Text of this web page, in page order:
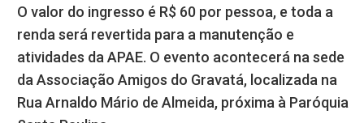
O valor do ingresso é R$ 60 por pessoa, e toda a
renda será revertida para a manutenção e
atividades da APAE. O evento acontecerá na sede
da Associação Amigos do Gravatá, localizada na
Rua Arnaldo Mário de Almeida, próxima à Paróquia